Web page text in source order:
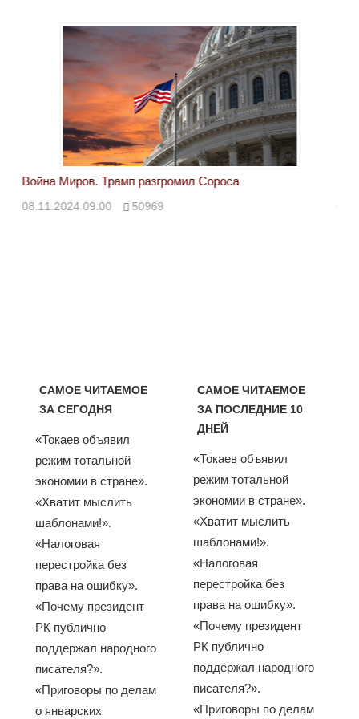
Война Миров. Трамп разгромил Сороса
08.11.2024 09:00 50969
САМОЕ ЧИТАЕМОЕ
ЗА СЕГОДНЯ
«Токаев объявил
режим тотальной
экономии в стране».
«Хватит мыслить
шаблонами!».
«Налоговая
перестройка без
права на ошибку».
«Почему президент
РК публично
поддержал народного
писателя?».
«Приговоры по делам
о январских
САМОЕ ЧИТАЕМОЕ
ЗА ПОСЛЕДНИЕ 10
ДНЕЙ
«Токаев объявил
режим тотальной
экономии в стране».
«Хватит мыслить
шаблонами!».
«Налоговая
перестройка без
права на ошибку».
«Почему президент
РК публично
поддержал народного
писателя?».
«Приговоры по делам